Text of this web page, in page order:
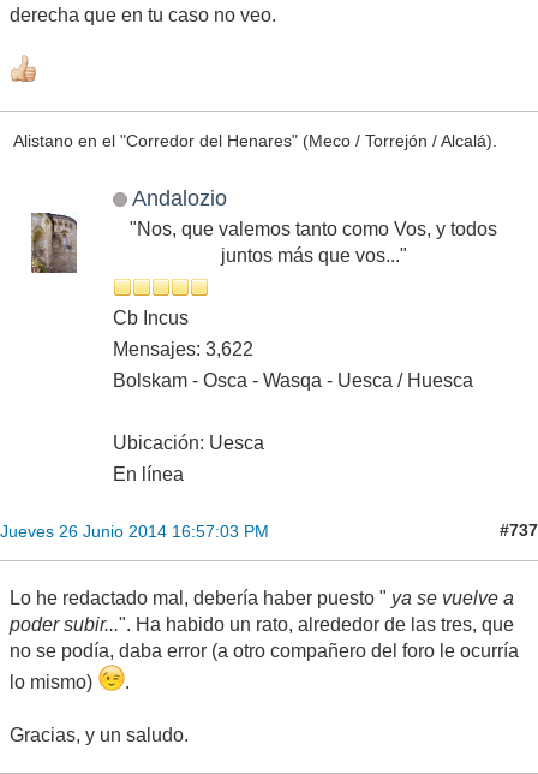
derecha que en tu caso no veo.
Alistano en el "Corredor del Henares" (Meco / Torrejón / Alcalá).
Andalozio
"Nos, que valemos tanto como Vos, y todos
juntos más que vos..."
Cb Incus
Mensajes: 3,622
Bolskam - Osca - Wasqa - Uesca / Huesca
Ubicación: Uesca
En línea
Jueves 26 Junio 2014 16:57:03 PM #737
Lo he redactado mal, debería haber puesto " ya se vuelve a
poder subir...". Ha habido un rato, alrededor de las tres, que
no se podía, daba error (a otro compañero del foro le ocurría
lo mismo)
.
Gracias, y un saludo.